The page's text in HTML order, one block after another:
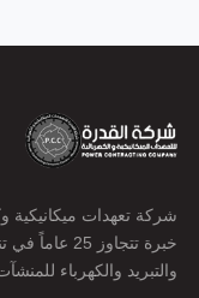
شركة تعهدات ميكانيكية
والتبريد والكهرباء